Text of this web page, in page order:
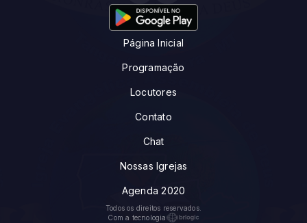
Página Inicial
Programação
Locutores
Contato
Chat
Nossas Igrejas
Agenda 2020
Todos os direitos reservados.
Com a tecnologia